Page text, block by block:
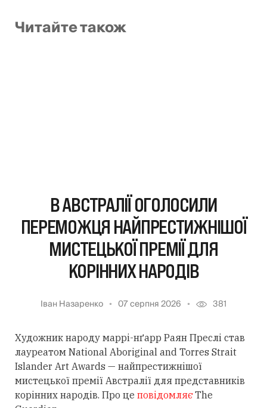
Читайте також
В АВСТРАЛІЇ ОГОЛОСИЛИ
ПЕРЕМОЖЦЯ НАЙПРЕСТИЖНІШОЇ
МИСТЕЦЬКОЇ ПРЕМІЇ ДЛЯ
КОРІННИХ НАРОДІВ
Іван Назаренко 07 серпня 2026 381
Художник народу маррі-нґарр Раян Преслі став
лауреатом National Aboriginal and Torres Strait
Islander Art Awards — найпрестижнішої
мистецької премії Австралії для представників
корінних народів. Про це повідомляєThe